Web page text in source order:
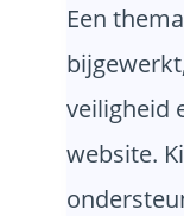
Een
veiligheid
website.